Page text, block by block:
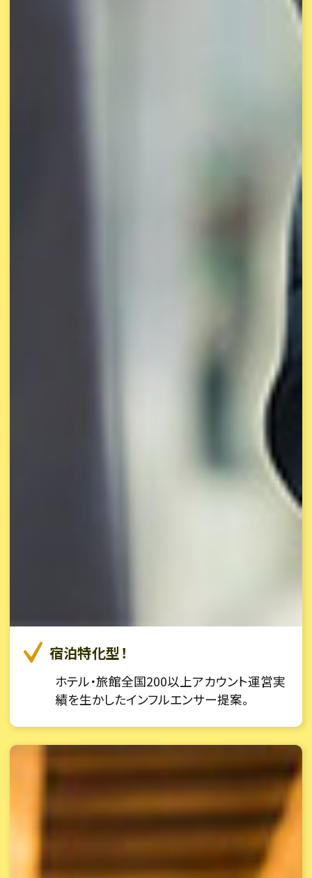
宿泊特化型！
ホテル・旅館全国200以上アカウント運営実
績を生かしたインフルエンサー提案。